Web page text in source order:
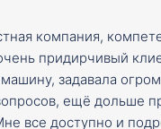
компания,
придирчивый
задавала
ещё дольше
все доступно и